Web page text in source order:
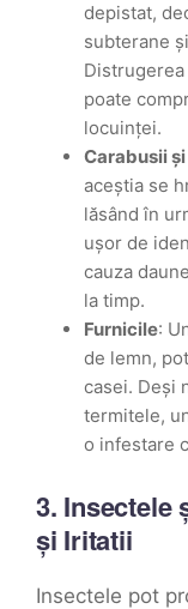
depistat,
subterane
poate
locuinței.
Carabusii
aceștia se
lăsând în
ușor de
cauza
la timp.
Furnicile:
de lemn,
casei. Deși
termitele,
o infestare
3. Insectele
și Iritatii
Insectele pot